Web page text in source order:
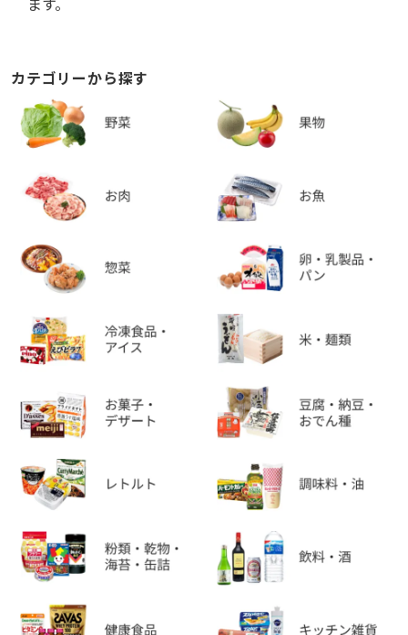
ます。
カテゴリーから探す